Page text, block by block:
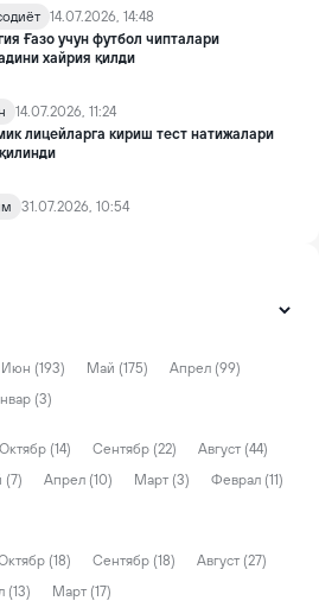
14.07.2026, 14:48
Ғазо учун футбол чипталари
хайрия қилди
14.07.2026, 11:24
лицейларга кириш тест натижалари
31.07.2026, 10:54
Июн (193) Май (175)
Апрел (99)
(3)
Октябр (14) Сентябр (22)
Август (44)
(7) Апрел (10) Март (3)
Феврал (11)
(18) Сентябр (18)
Август (27)
(13)
Март (17)